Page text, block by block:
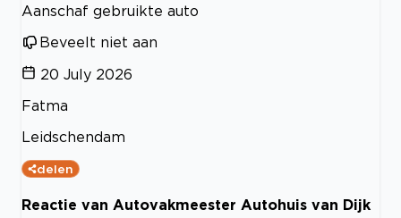
Aanschaf gebruikte auto
Beveelt niet aan
20 July 2026
Fatma
Leidschendam
delen
Reactie van Autovakmeester Autohuis van Dijk